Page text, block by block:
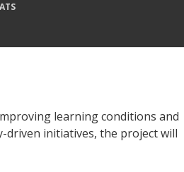
learning conditions and
driven initiatives, the project will